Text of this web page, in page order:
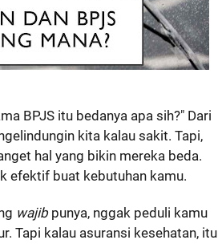
BPJS itu bedanya apa sih?" Dari
kita kalau sakit. Tapi,
hal yang bikin mereka beda.
efektif buat kebutuhan kamu.
wajibpunya, nggak peduli kamu
Tapi kalau asuransi kesehatan, itu